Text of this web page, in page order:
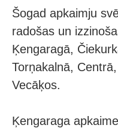
Šogad apkaimju
radošas un
Ķengaragā,
Torņakalnā,
Vecāķos.
Ķengaraga